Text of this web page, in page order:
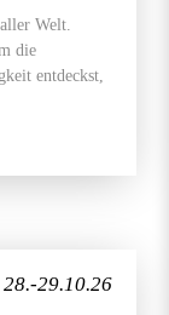
Welt.
die
entdeckst,
28.-29.10.26